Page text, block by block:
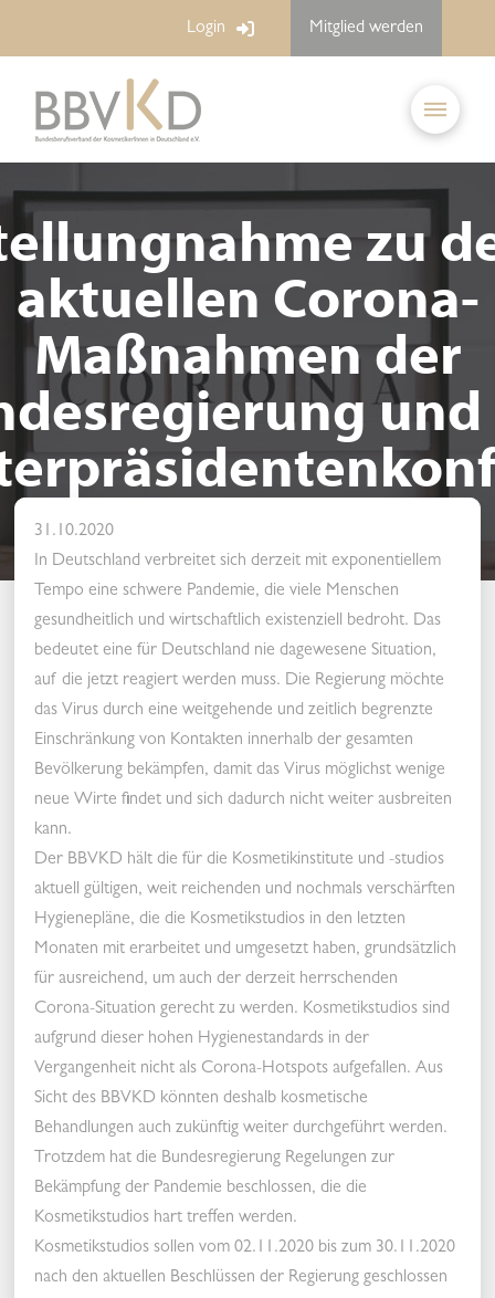
Login Mitglied werden
zu
aktuellen Corona-
Maßnahmen der
und
31.10.2020
In Deutschland verbreitet sich derzeit mit exponentiellem
Tempo eine schwere Pandemie, die viele Menschen
gesundheitlich und wirtschaftlich existenziell bedroht. Das
bedeutet eine für Deutschland nie dagewesene Situation,
auf die jetzt reagiert werden muss. Die Regierung möchte
das Virus durch eine weitgehende und zeitlich begrenzte
Einschränkung von Kontakten innerhalb der gesamten
Bevölkerung bekämpfen, damit das Virus möglichst wenige
neue Wirte findet und sich dadurch nicht weiter ausbreiten
kann.
Der BBVKD hält die für die Kosmetikinstitute und -studios
aktuell gültigen, weit reichenden und nochmals verschärften
Hygienepläne, die die Kosmetikstudios in den letzten
Monaten mit erarbeitet und umgesetzt haben, grundsätzlich
für ausreichend, um auch der derzeit herrschenden
Corona-Situation gerecht zu werden. Kosmetikstudios sind
aufgrund dieser hohen Hygienestandards in der
Vergangenheit nicht als Corona-Hotspots aufgefallen. Aus
Sicht des BBVKD könnten deshalb kosmetische
Behandlungen auch zukünftig weiter durchgeführt werden.
Trotzdem hat die Bundesregierung Regelungen zur
Bekämpfung der Pandemie beschlossen, die die
Kosmetikstudios hart treffen werden.
Kosmetikstudios sollen vom 02.11.2020 bis zum 30.11.2020
nach den aktuellen Beschlüssen der Regierung geschlossen